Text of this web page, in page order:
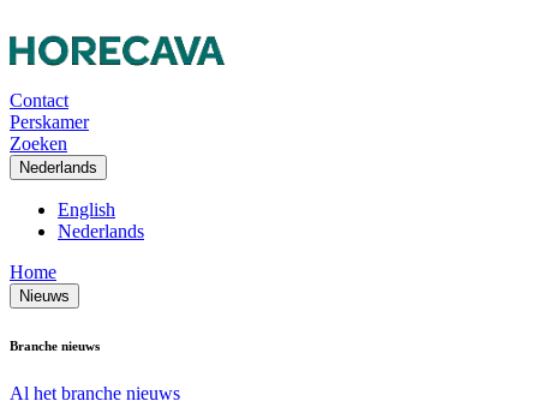
Contact
Perskamer
Zoeken
Nederlands
English
Nederlands
Home
Nieuws
Branche nieuws
Al het branche nieuws